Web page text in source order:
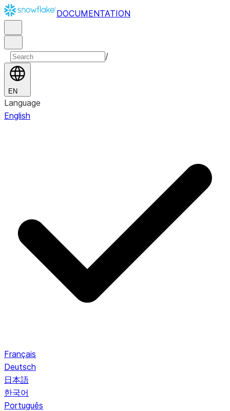
DOCUMENTATION
/
EN
Language
English
Français
Deutsch
日本語
한국어
Português